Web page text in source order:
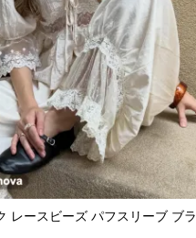
レースビーズ パフスリーブ ブラ